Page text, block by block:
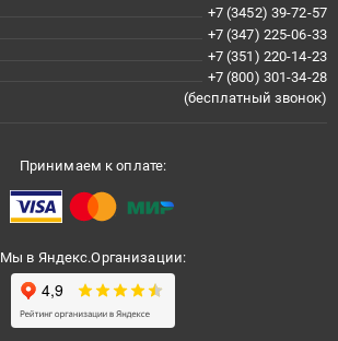
+7 (3452) 39-72-57
+7 (347) 225-06-33
+7 (351) 220-14-23
+7 (800) 301-34-28
(бесплатный звонок)
Принимаем к оплате:
Мы в Яндекс.Организации: